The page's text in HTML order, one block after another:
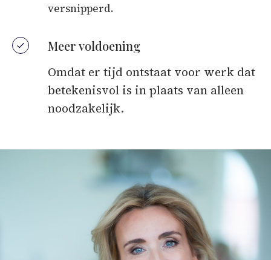
versnipperd.
Meer voldoening
Omdat er tijd ontstaat voor werk dat
betekenisvol is in plaats van alleen
noodzakelijk.